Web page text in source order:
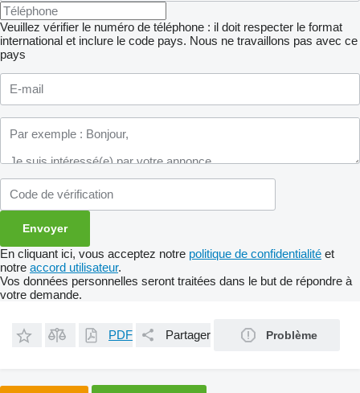
Veuillez vérifier le numéro de téléphone : il doit respecter le format
international et inclure le code pays. Nous ne travaillons pas avec ce
pays
En cliquant ici, vous acceptez notre politique de confidentialité et
notre accord utilisateur.
Vos données personnelles seront traitées dans le but de répondre à
votre demande.
PDF Partager Problème